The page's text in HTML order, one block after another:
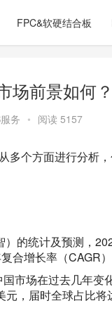
FPC&软硬结合板
场前景如何？
务 • 阅读 5157
多个方面进行分析
的统计及预测，
合增长率（CAGR
市场在过去几年
，届时全球占比将